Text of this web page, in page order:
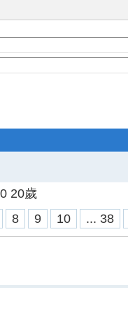
20歲
8
9 10 ... 38